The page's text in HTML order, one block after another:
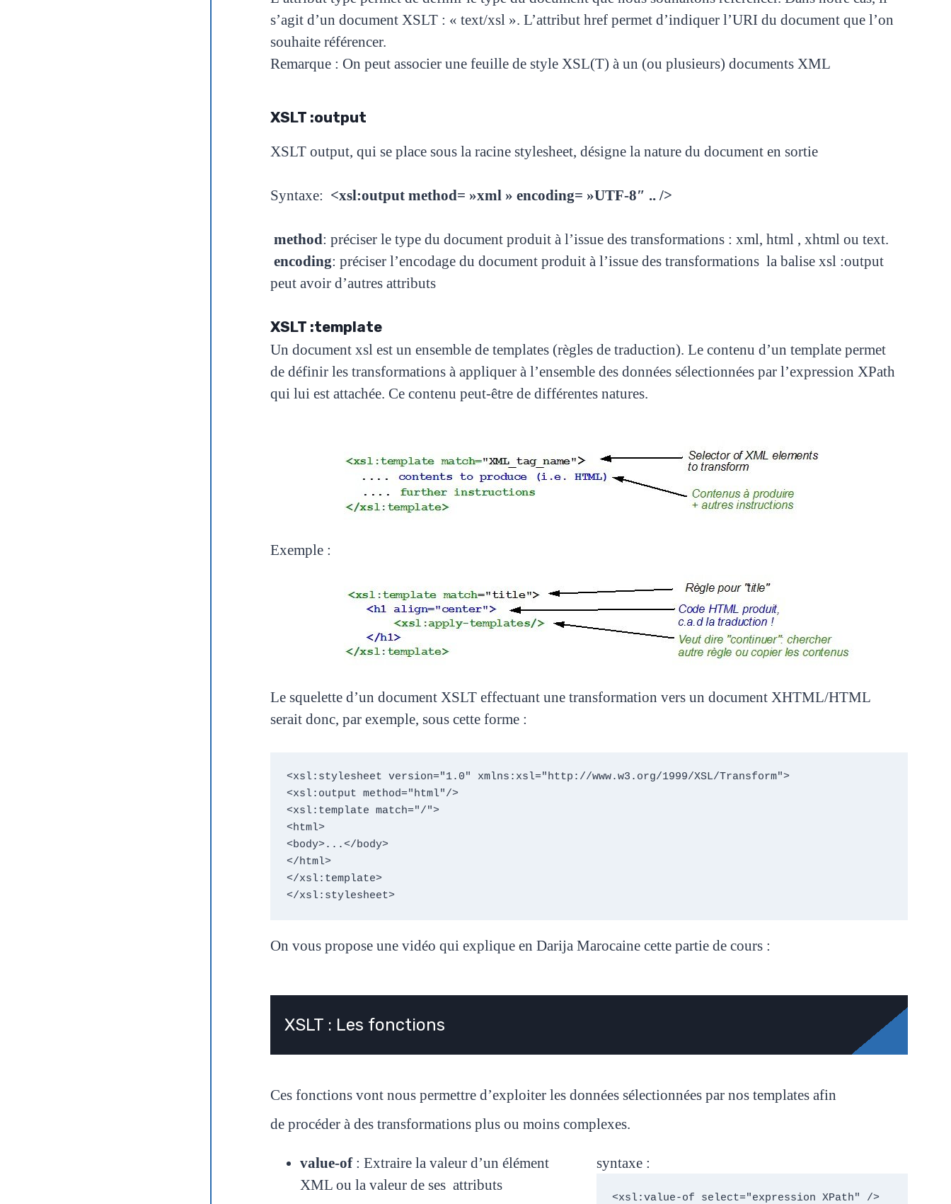
s’agitd’un document XSLT : « text/xsl ». L’attribut href permet d’indiquer l’URI du document que l’on
souhaiteréférencer.
Remarque : On peut associer une feuille de style XSL(T) à un (ou plusieurs) documents XML
XSLT :output
XSLT output, qui se place sous la racine stylesheet, désigne la nature du document en sortie
Syntaxe: <xsl:output method= »xml » encoding= »UTF-8″ .. />
method: préciser le type du document produit à l’issue des transformations : xml, html , xhtml ou text.
encoding: préciser l’encodage du document produit à l’issue des transformations la balise xsl :output
peut avoir d’autres attributs
XSLT :template
Un document xsl est un ensemble de templates (règles de traduction). Le contenu d’un template permet
dedéfinir les transformations à appliquer à l’ensemble des données sélectionnées par l’expression XPath
quilui est attachée. Ce contenu peut-être de différentes natures.
Exemple :
Le squelette d’un document XSLT effectuant une transformation vers un document XHTML/HTML
seraitdonc, par exemple, sous cette forme :
<xsl:stylesheet version="1.0" xmlns:xsl="http://www.w3.org/1999/XSL/Transform">
<xsl:output method="html"/>
<xsl:template match="/">
<html>
<body>...</body>
</html>
</xsl:template>
</xsl:stylesheet>
On vous propose une vidéo qui explique en Darija Marocaine cette partie de cours :
XSLT : Les fonctions
Ces fonctions vont nous permettre d’exploiter les données sélectionnées par nos templates afin
deprocéder à des transformations plus ou moins complexes.
value-of: Extraire la valeur d’un élément
XML ou la valeur de ses attributs
syntaxe :
<xsl:value-of select="expression XPath" />